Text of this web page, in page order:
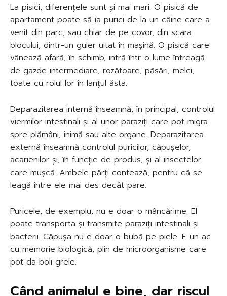
La pisici, diferențele sunt și mai mari. O pisică de
apartament poate să ia purici de la un câine care a
venit din parc, sau chiar de pe covor, din scara
blocului, dintr-un guler uitat în mașină. O pisică care
vânează afară, în schimb, intră într-o lume întreagă
de gazde intermediare, rozătoare, păsări, melci,
toate cu rolul lor în lanțul ăsta.
Deparazitarea internă înseamnă, în principal, controlul
viermilor intestinali și al unor paraziți care pot migra
spre plămâni, inimă sau alte organe. Deparazitarea
externă înseamnă controlul puricilor, căpușelor,
acarienilor și, în funcție de produs, și al insectelor
care mușcă. Ambele părți contează, pentru că se
leagă între ele mai des decât pare.
Puricele, de exemplu, nu e doar o mâncărime. El
poate transporta și transmite paraziți intestinali și
bacterii. Căpușa nu e doar o bubă pe piele. E un ac
cu memorie biologică, plin de microorganisme care
pot da boli grele.
Când animalul e bine, dar riscul